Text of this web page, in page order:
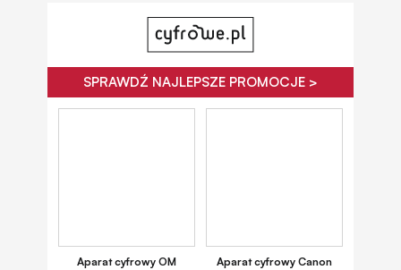
SPRAWDŹ NAJLEPSZE PROMOCJE >
Aparat cyfrowy OM
Aparat cyfrowy Canon